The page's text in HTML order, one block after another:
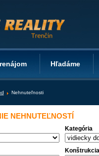
NEHNUTEĽNOSTÍ
Kategória
Konštrukcia
Hľadáme
Nehnuteľnosti